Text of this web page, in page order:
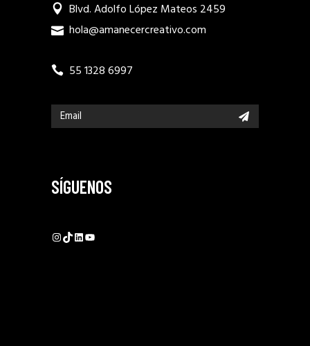
Blvd. Adolfo López Mateos 2459
hola@amanecercreativo.com
55 1328 6997
SÍGUENOS